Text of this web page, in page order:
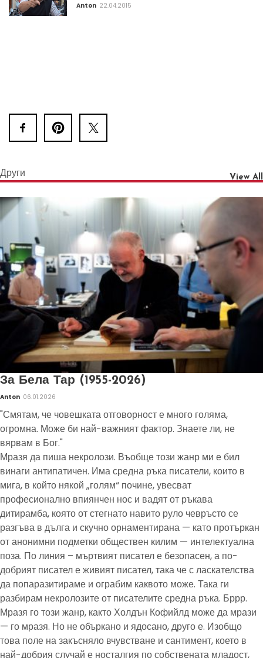
Anton 22.04.2015
Други View All
За Бела Тар (1955-2026)
Anton 06.01.2026
"Смятам, че човешката отговорност е много голяма,
огромна. Може би най-важният фактор. Знаете ли, не
вярвам в Бог."
Мразя да пиша некролози. Въобще този жанр ми е бил
винаги антипатичен. Има средна ръка писатели, които в
мига, в който някой „голям“ почине, увесват
професионално впиянчен нос и вадят от ръкава
дитирамба, която от стегнато навито руло чевръсто се
разгъва в дълга и скучно орнаментирана — като протъркан
от анонимни подметки обществен килим — интелектуална
поза. По линия – мъртвият писател е безопасен, а по-
добрият писател е живият писател, така че с ласкателства
да попаразитираме и ограбим каквото може. Така ги
разбирам некролозите от писателите средна ръка. Бррр.
Мразя го този жанр, както Холдън Кофийлд може да мрази
— го мразя. Но не объркано и ядосано, друго е. Изобщо
това поле на закъсняло вчувстване и сантимент, което в
най-добрия случай е носталгия по собствената младост,